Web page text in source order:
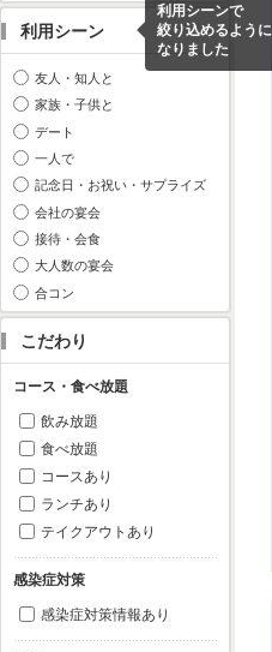
利用シーン
利用シーンで
絞り込めるように
なりました
友人・知人と
家族・子供と
デート
一人で
記念日・お祝い・サプライズ
会社の宴会
接待・会食
大人数の宴会
合コン
こだわり
コース・食べ放題
飲み放題
食べ放題
コースあり
ランチあり
テイクアウトあり
感染症対策
感染症対策情報あり